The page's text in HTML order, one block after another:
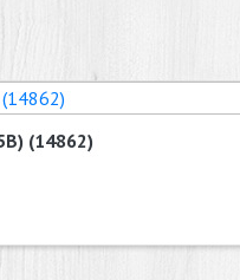
(14862)